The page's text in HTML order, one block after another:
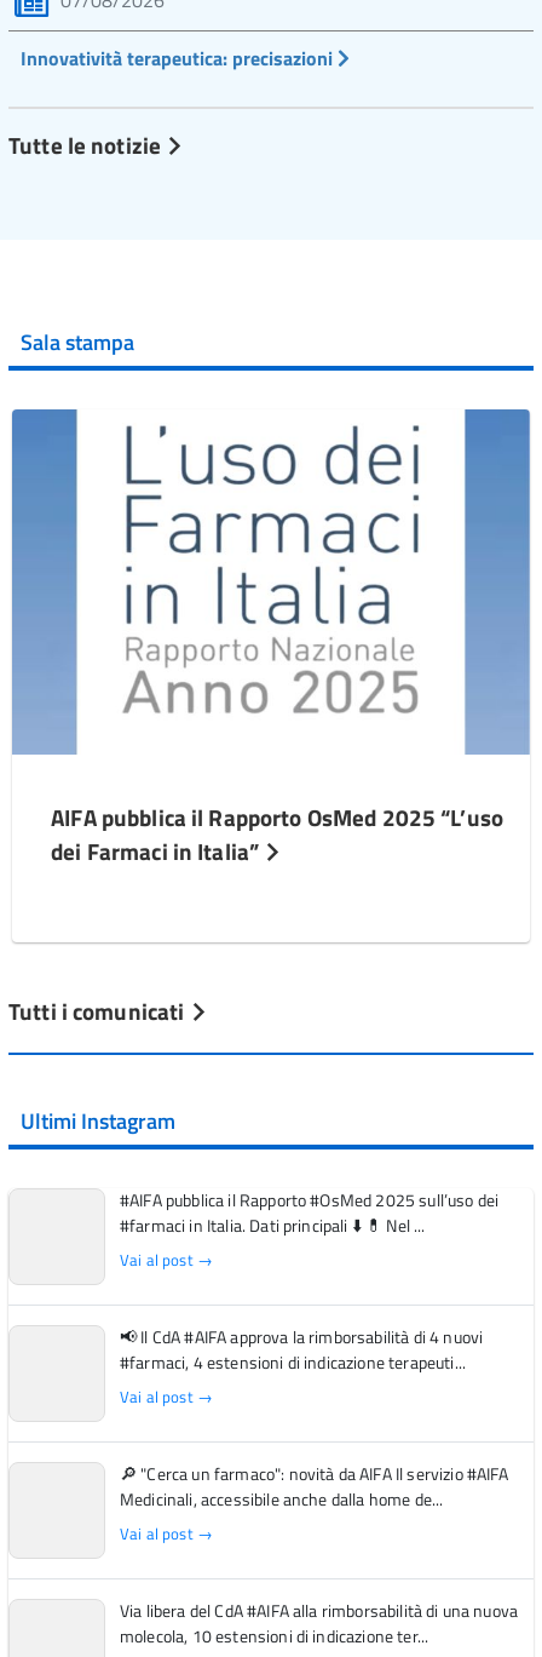
Innovatività terapeutica: precisazioni
Tutte le notizie
Sala stampa
AIFA pubblica il Rapporto OsMed 2025 “L’uso
dei Farmaci in Italia”
Tutti i comunicati
Ultimi Instagram
#AIFA pubblica il Rapporto #OsMed 2025 sull’uso dei
#farmaci in Italia. Dati principali ⬇️ 💊 Nel ...
Vai al post →
📢 Il CdA #AIFA approva la rimborsabilità di 4 nuovi
#farmaci, 4 estensioni di indicazione terapeuti...
Vai al post →
🔎 "Cerca un farmaco": novità da AIFA Il servizio #AIFA
Medicinali, accessibile anche dalla home de...
Vai al post →
Via libera del CdA #AIFA alla rimborsabilità di una nuova
molecola, 10 estensioni di indicazione ter...